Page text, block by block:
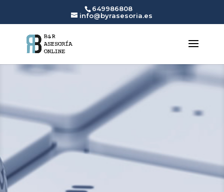
649986808
info@byrasesoria.es